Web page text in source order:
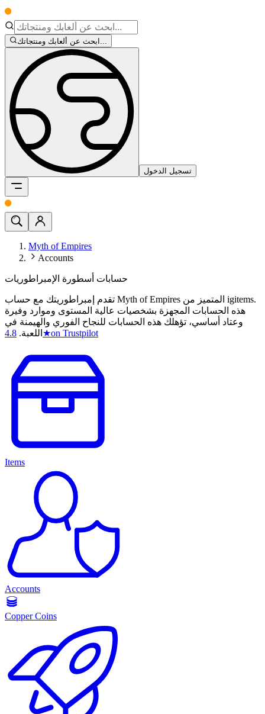
ابحث عن ألعابك ومنتجاتك...
تسجيل الدخول
Myth of Empires
Accounts
حسابات أسطورة الإمبراطوريات
تقدم إمبراطوريتك مع حساب Myth of Empires المتميز من igitems.
هذه الحسابات المجهزة بشخصيات عالية المستوى وموارد وفيرة
وعتاد أساسي، تؤهلك هذه الحسابات للنجاح الفوري والهيمنة في
اللعبة. 4.8 ★on Trustpilot
Items
Accounts
Copper Coins